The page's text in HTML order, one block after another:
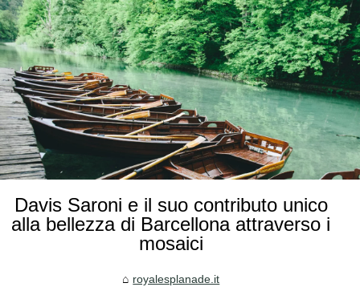
Davis Saroni e il suo contributo unico
alla bellezza di Barcellona attraverso i
mosaici
royalesplanade.it